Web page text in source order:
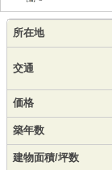
所在地
交通
価格
築年数
建物面積/坪数